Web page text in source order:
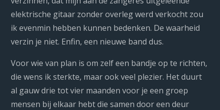
elektrische gitaar zonder overleg werd verkocht zou
ik evenmin hebben kunnen bedenken. De waarheid
verzin je niet. Enfin, een nieuwe band dus.
Voor wie van plan is om zelf een bandje op te richten,
die wens ik sterkte, maar ook veel plezier. Het duurt
al gauw drie tot vier maanden voor je een groep
mensen bij elkaar hebt die samen door een deur